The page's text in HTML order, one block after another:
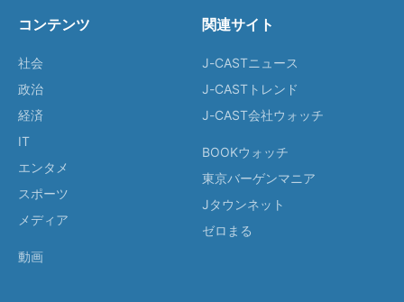
コンテンツ
社会
政治
経済
IT
エンタメ
スポーツ
メディア
動画
関連サイト
J-CASTニュース
J-CASTトレンド
J-CAST会社ウォッチ
BOOKウォッチ
東京バーゲンマニア
Jタウンネット
ゼロまる